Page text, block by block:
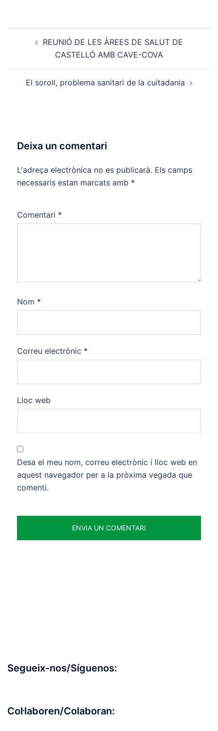
navigationREUNIÓ DE LES ÀREES DE SALUT DE
CASTELLÓ AMB CAVE-COVA
El soroll, problema sanitari de la cuitadania
Deixa un comentari
L'adreça electrònica no es publicarà. Els camps
necessaris estan marcats amb *
Comentari *
Nom *
Correu electrònic *
Lloc web
Desa el meu nom, correu electrònic i lloc web en
aquest navegador per a la pròxima vegada que
comenti.
Segueix-nos/Síguenos:
Col·laboren/Colaboran: